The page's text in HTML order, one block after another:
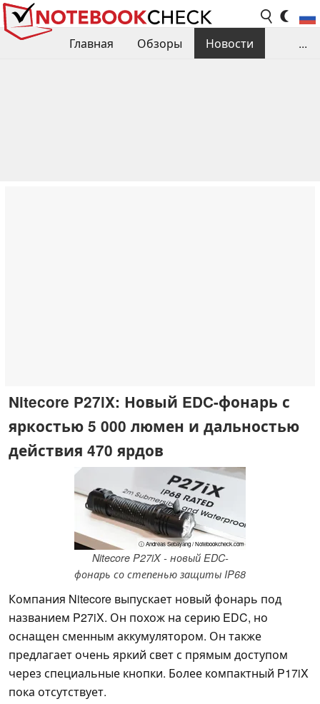
Главная Обзоры
Новости
...
Nitecore P27iX: Новый EDC-фонарь с
яркостью 5 000 люмен и дальностью
действия 470 ярдов
ⓘ Andreas Sebayang / Notebookcheck.com
Nitecore P27iX - новый EDC-
фонарь со степенью защиты IP68
Компания Nitecore выпускает новый фонарь под
названием P27iX. Он похож на серию EDC, но
оснащен сменным аккумулятором. Он также
предлагает очень яркий свет с прямым доступом
через специальные кнопки. Более компактный P17iX
пока отсутствует.